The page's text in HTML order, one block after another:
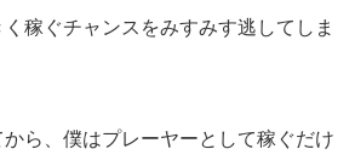
稼ぐチャンスをみすみす逃してしま
ら、僕はプレーヤーとして稼ぐだけ